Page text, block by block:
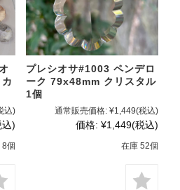
込)
)
8個
プレシオサ#1003 ペンデロ
ーク 79x48mm クリスタル
1個
通常販売価格: ¥1,449(税込)
価格: ¥1,449(税込)
在庫 52個